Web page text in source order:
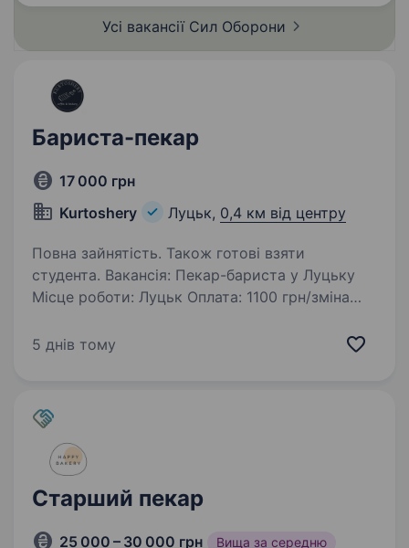
територіальної…
Усі вакансії Сил Оборони
Бариста-пекар
17 000 грн
Kurtoshery
Луцьк, 0,4 км від центру
Повна зайнятість. Також готові взяти
студента. Вакансія: Пекар-бариста у Луцьку
Місце роботи: Луцьк Оплата: 1100 грн/зміна
Досвід не обов’язковий — усьому навчаємо
5 днів тому
Старший пекар
25 000 – 30 000 грн Вища за середню